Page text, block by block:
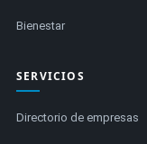
Bienestar
SERVICIOS
Directorio de empresas